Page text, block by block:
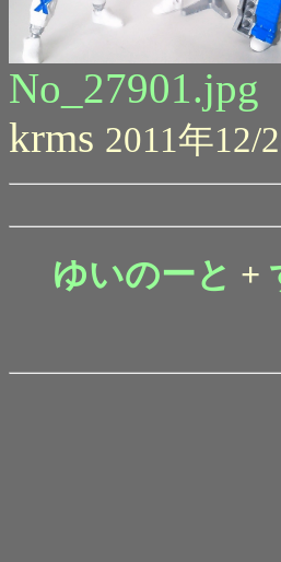
No_27901.jpg
krms 2011年12/
ゆいのーと +